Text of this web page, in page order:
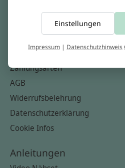
Versandkosten &
Zahlungsarten
AGB
Widerrufsbelehrung
Datenschutzerklärung
Cookie Infos
Anleitungen
Einstellungen
Impressum | Datenschutzhinweis